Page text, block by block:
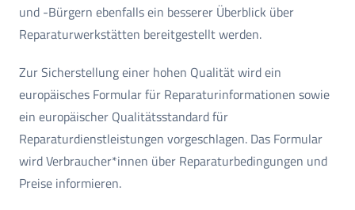
und -Bürgern ebenfalls ein besserer Überblick über
Reparaturwerkstätten bereitgestellt werden.
Zur Sicherstellung einer hohen Qualität wird ein
europäisches Formular für Reparaturinformationen sowie
ein europäischer Qualitätsstandard für
Reparaturdienstleistungen vorgeschlagen. Das Formular
wird Verbraucher*innen über Reparaturbedingungen und
Preise informieren.